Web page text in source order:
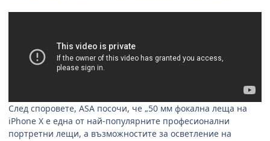
След споровете, ASA посочи, че „50 мм фокална леща на
iPhone X е една от най-популярните професионални
портретни лещи, а възможностите за осветление на